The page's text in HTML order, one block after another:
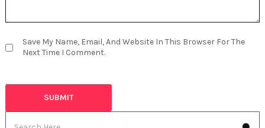
Save My Name, Email, And Website In This Browser For The
Next Time I Comment.